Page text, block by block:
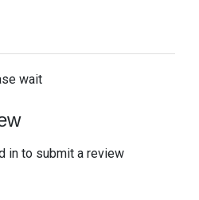
wait
in to submit a review